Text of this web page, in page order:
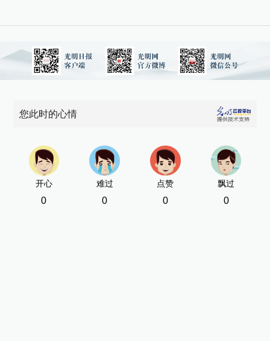
您此时的心情
开心
0
难过
0
点赞
0
飘过
0